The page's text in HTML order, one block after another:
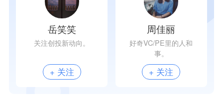
岳笑笑
关注创投新动向。
+ 关注
周佳丽
好奇VC/PE里的人和
事。
+ 关注